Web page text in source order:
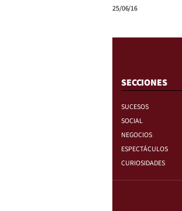
25/06/16
SECCIONES
SUCESOS
SOCIAL
NEGOCIOS
ESPECTÁCULOS
CURIOSIDADES